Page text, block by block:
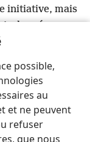
possible,
au
et ne peuvent
refuser
que nous
initiative, mais
donné un
devais dire et
+. Donc,
me l’a